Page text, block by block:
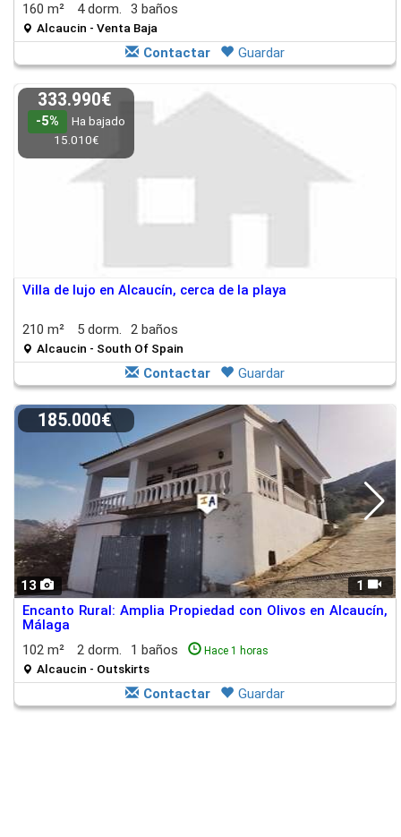
160 m² 4 dorm. 3 baños
Alcaucin - Venta Baja
Contactar Guardar
333.990€
-5%
Ha bajado
15.010€
Villa de lujo en Alcaucín, cerca de la playa
210 m² 5 dorm. 2 baños
Alcaucin - South Of Spain
Contactar Guardar
13 1
185.000€
Encanto Rural: Amplia Propiedad con Olivos en Alcaucín,
Málaga
102 m²
2 dorm. 1 baños Hace 1 horas
Alcaucin - Outskirts
Contactar Guardar